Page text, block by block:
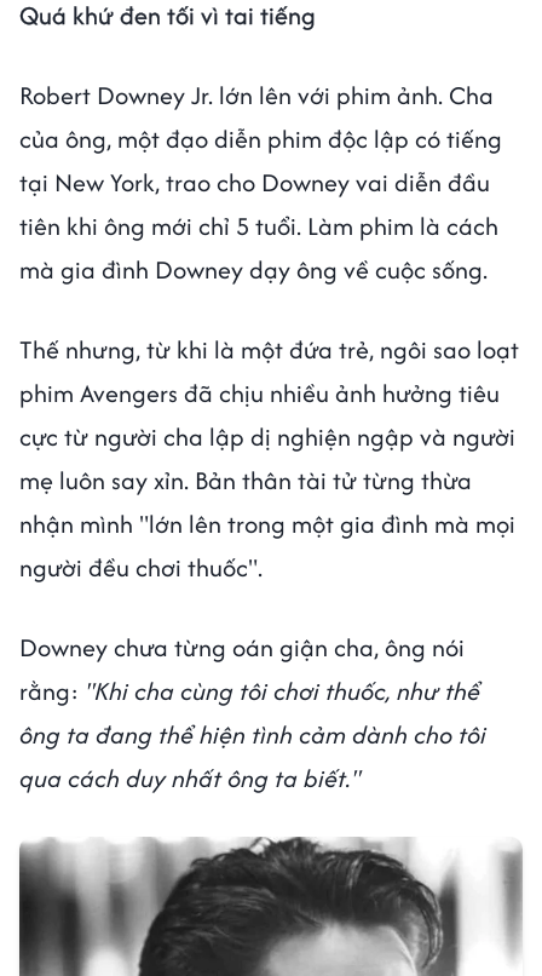
Quá khứ đen tối vì tai tiếng
Robert Downey Jr. lớn lên với phim ảnh. Cha
của ông, một đạo diễn phim độc lập có tiếng
tại New York, trao cho Downey vai diễn đầu
tiên khi ông mới chỉ 5 tuổi. Làm phim là cách
mà gia đình Downey dạy ông về cuộc sống.
Thế nhưng, từ khi là một đứa trẻ, ngôi sao loạt
phim Avengers đã chịu nhiều ảnh hưởng tiêu
cực từ người cha lập dị nghiện ngập và người
mẹ luôn say xỉn. Bản thân tài tử từng thừa
nhận mình "lớn lên trong một gia đình mà mọi
người đều chơi thuốc".
Downey chưa từng oán giận cha, ông nói
rằng: "Khi cha cùng tôi chơi thuốc, như thể
ông ta đang thể hiện tình cảm dành cho tôi
qua cách duy nhất ông ta biết."